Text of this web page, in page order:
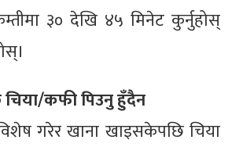
३० देखि ४५ मिनेट कुर्नुहोस्
कफी पिउनु हुँदैन
गरेर खाना खाइसकेपछि चिया